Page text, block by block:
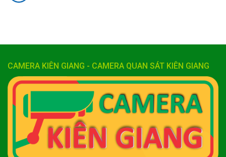
CAMERA KIÊN GIANG - CAMERA QUAN SÁT KIÊN GIANG